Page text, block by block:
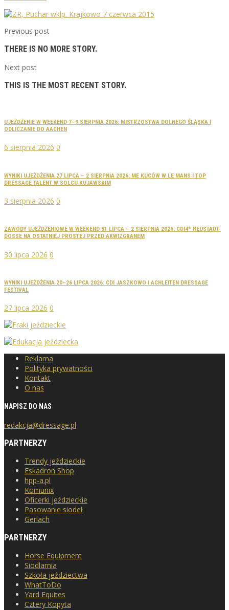
Previous post
THERE IS NO MORE STORY.
Next post
THIS IS THE MOST RECENT STORY.
UJEŻDŻENIE W WEEKEND 7–9 SIERPNIA 2026: MISTRZOSTWA DOLNEGO ŚLĄSKA I
ODLICZANIE DO AACHEN
6 sierpnia 2026 0
WYNIKI UJEŻDŻENIA 27 LIPCA – 2 SIERPNIA 2026: ME KUCÓW W LE MANS I TOP
DRESSAGE TALENT W SOLCU KUJAWSKIM
3 sierpnia 2026 0
ZAWODY UJEŻDŻENIOWE W WEEKEND 31 LIPCA – 2 SIERPNIA 2026: CDI4* NEUSTADT-
DOSSE NA OSTATNIEJ PROSTEJ PRZED AKWIZGRANEM
30 lipca 2026 0
WYNIKI UJEŻDŻENIA 20–26 LIPCA 2026: CDI JASZKOWO I ACHLEITEN DRESSAGE
FESTIVAL
27 lipca 2026 0
Reklama
Polityka prywatności
Kontakt
O nas
NAPISZ DO NAS
redakcja@dressage.pl
PARTNERZY
Trendy jeździeckie
Eskadron Shop
hpp-a.pl
Komunix
Oficerki jeździeckie
Pasowanie siodeł
Gerlach
PARTNERZY
Horse Equipment
Siodlarnia
Szkoła jeździectwa
WhatToDo
Yard Equites
Cztery Kopyta